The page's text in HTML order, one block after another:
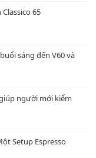
65
sáng đến V60 và
người mới kiểm
Setup Espresso